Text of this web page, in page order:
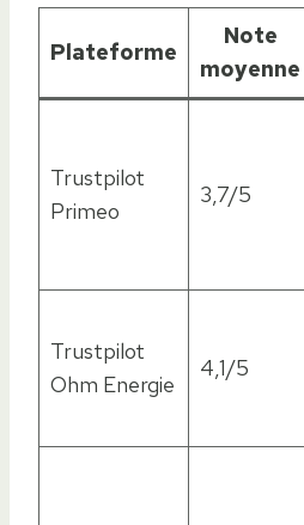
Plateforme
Note
moyenne
Trustpilot
Primeo
3,7/5
Trustpilot
Ohm Energie
4,1/5